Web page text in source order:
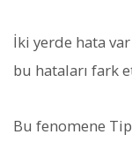
İki yerde hata
bu hataları fark
Bu fenomene